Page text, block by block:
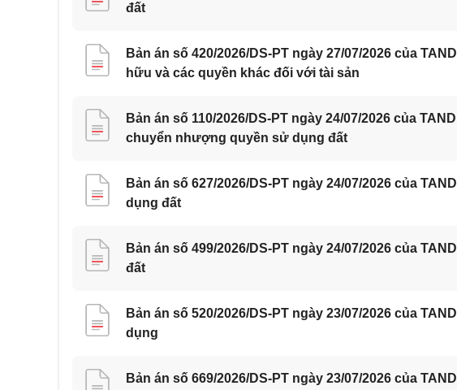
đất
Bản án số 420/2026/DS-PT ngày 27/07/2026 của
hữu và các quyền khác đối với tài sản
Bản án số 110/2026/DS-PT ngày 24/07/2026 của
chuyển nhượng quyền sử dụng đất
Bản án số 627/2026/DS-PT ngày 24/07/2026 của
dụng đất
Bản án số 499/2026/DS-PT ngày 24/07/2026 của
đất
Bản án số 520/2026/DS-PT ngày 23/07/2026 của
dụng
Bản án số 669/2026/DS-PT ngày 23/07/2026 của